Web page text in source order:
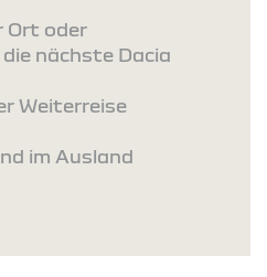
Ort oder
nächste Dacia
Weiterreise
im Ausland